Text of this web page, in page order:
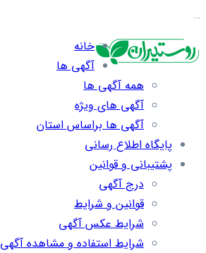
…
خانه
آگهی ها
همه آگهی ها
آگهی های ویژه
آگهی ها براساس استان
پایگاه اطلاع رسانی
پشتیبانی و قوانین
درج آگهی
قوانین و شرایط
شرایط عکس آگهی
شرایط استفاده و مشاهده آگهی